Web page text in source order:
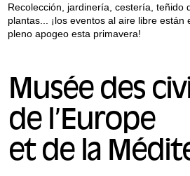
Recolección, jardinería, cestería, teñido
plantas... ¡los eventos al aire libre están
pleno apogeo esta primavera!
Musée des
de l’Europe
et de la